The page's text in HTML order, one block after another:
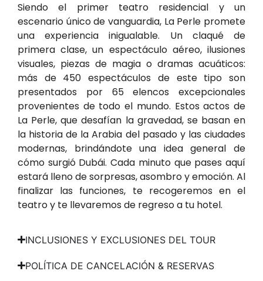
Siendo el primer teatro residencial y un
escenario único de vanguardia, La Perle promete
una experiencia inigualable. Un claqué de
primera clase, un espectáculo aéreo, ilusiones
visuales, piezas de magia o dramas acuáticos:
más de 450 espectáculos de este tipo son
presentados por 65 elencos excepcionales
provenientes de todo el mundo. Estos actos de
La Perle, que desafían la gravedad, se basan en
la historia de la Arabia del pasado y las ciudades
modernas, brindándote una idea general de
cómo surgió Dubái. Cada minuto que pases aquí
estará lleno de sorpresas, asombro y emoción. Al
finalizar las funciones, te recogeremos en el
teatro y te llevaremos de regreso a tu hotel.
INCLUSIONES Y EXCLUSIONES DEL TOUR
POLÍTICA DE CANCELACIÓN & RESERVAS